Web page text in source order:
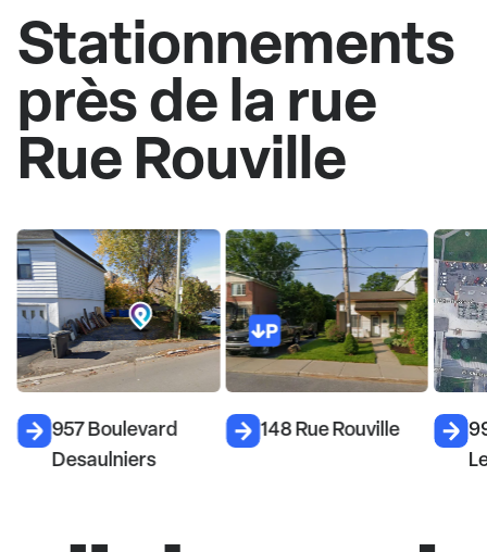
Stationnements
près de la rue
Rue Rouville
957 Boulevard
Desaulniers
148 Rue Rouville